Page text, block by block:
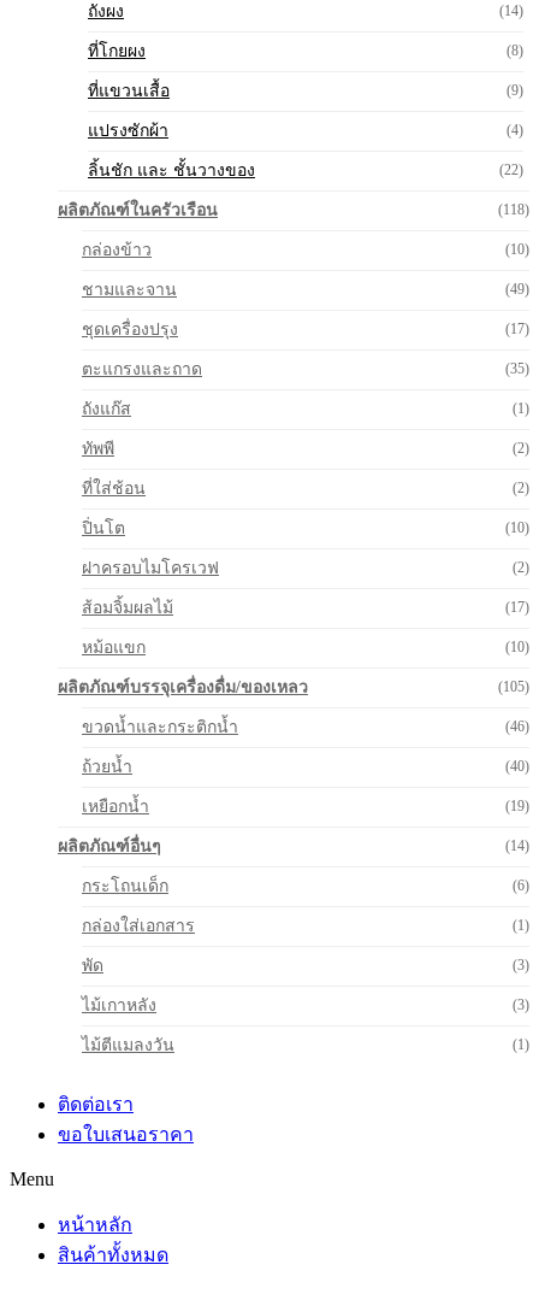
ถังผง (14)
ที่โกยผง (8)
ที่แขวนเสื้อ (9)
แปรงซักผ้า (4)
ลิ้นชัก และ ชั้นวางของ (22)
ผลิตภัณฑ์ในครัวเรือน (118)
กล่องข้าว (10)
ชามและจาน (49)
ชุดเครื่องปรุง (17)
ตะแกรงและถาด (35)
ถังแก๊ส (1)
ทัพพี (2)
ที่ใส่ช้อน (2)
ปิ่นโต (10)
ฝาครอบไมโครเวฟ (2)
ส้อมจิ้มผลไม้ (17)
หม้อแขก (10)
ผลิตภัณฑ์บรรจุเครื่องดื่ม/ของเหลว (105)
ขวดน้ำและกระติกน้ำ (46)
ถ้วยน้ำ (40)
เหยือกน้ำ (19)
ผลิตภัณฑ์อื่นๆ (14)
กระโถนเด็ก (6)
กล่องใส่เอกสาร (1)
พัด (3)
ไม้เกาหลัง (3)
ไม้ตีแมลงวัน (1)
ติดต่อเรา
ขอใบเสนอราคา
Menu
หน้าหลัก
สินค้าทั้งหมด